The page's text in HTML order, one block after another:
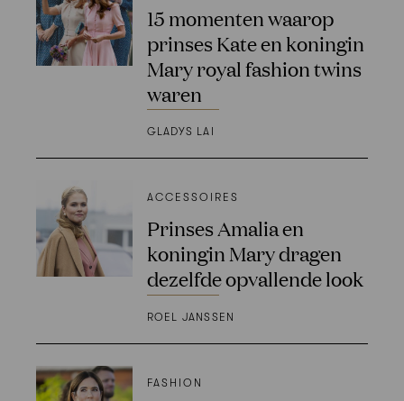
15 momenten waarop
prinses Kate en koningin
Mary royal fashion twins
waren
GLADYS LAI
ACCESSOIRES
Prinses Amalia en
koningin Mary dragen
dezelfde opvallende look
ROEL JANSSEN
FASHION